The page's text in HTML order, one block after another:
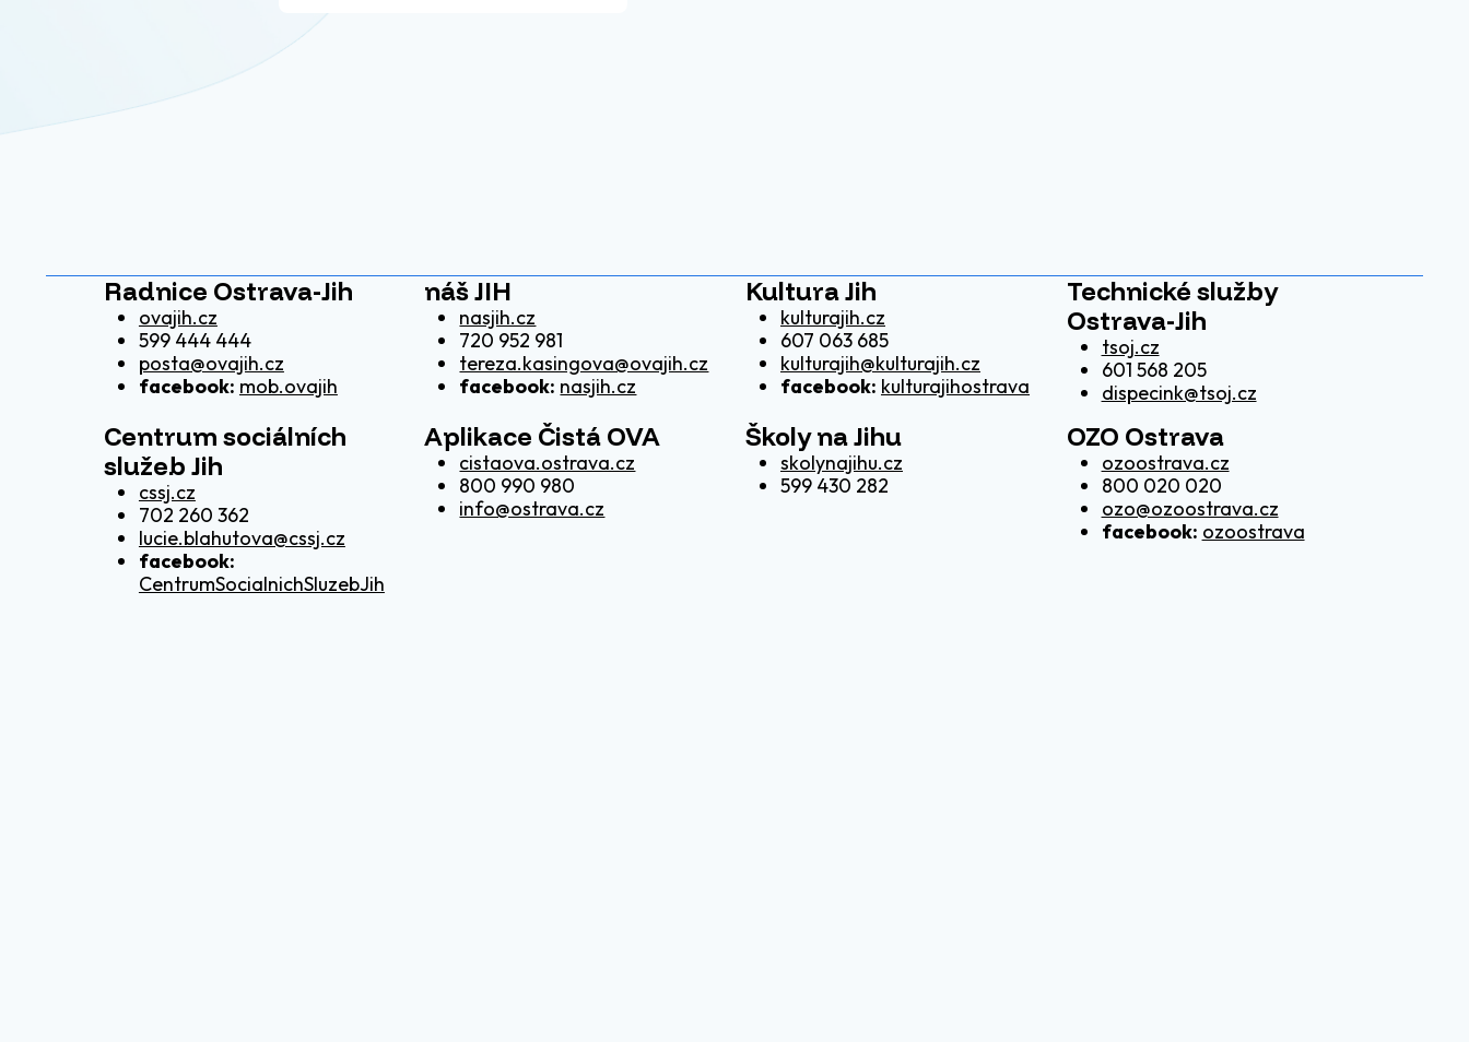
Radnice Ostrava-Jih
ovajih.cz
599 444 444
posta@ovajih.cz
facebook: mob.ovajih
náš JIH
nasjih.cz
720 952 981
tereza.kasingova@ovajih.cz
facebook: nasjih.cz
Kultura Jih
kulturajih.cz
607 063 685
kulturajih@kulturajih.cz
facebook: kulturajihostrava
Technické služby
Ostrava-Jih
tsoj.cz
601 568 205
dispecink@tsoj.cz
Centrum sociálních
služeb Jih
cssj.cz
702 260 362
lucie.blahutova@cssj.cz
facebook:
CentrumSocialnichSluzebJih
Aplikace Čistá OVA
cistaova.ostrava.cz
800 990 980
info@ostrava.cz
Školy na Jihu
skolynajihu.cz
599 430 282
OZO Ostrava
ozoostrava.cz
800 020 020
ozo@ozoostrava.cz
facebook: ozoostrava